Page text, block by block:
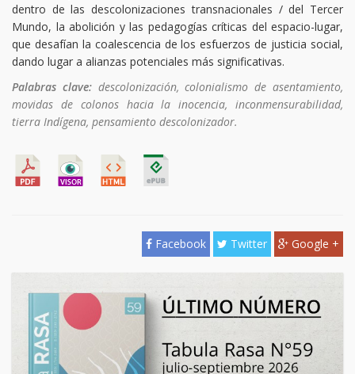
dentro de las descolonizaciones transnacionales / del Tercer
Mundo, la abolición y las pedagogías críticas del espacio-lugar,
que desafían la coalescencia de los esfuerzos de justicia social,
dando lugar a alianzas potenciales más significativas.
Palabras clave: descolonización, colonialismo de asentamiento,
movidas de colonos hacia la inocencia, inconmensurabilidad,
tierra Indígena, pensamiento descolonizador.
Facebook Twitter Google +